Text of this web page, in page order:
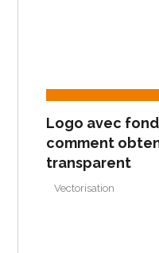
Logo avec fond
comment
transparent
Vectorisation